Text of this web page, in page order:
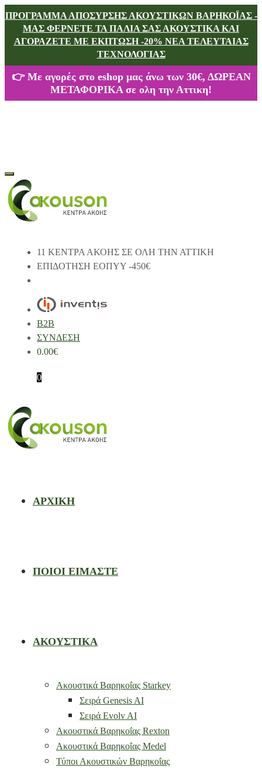
ΠΡΟΓΡΑΜΜΑ ΑΠΟΣΥΡΣΗΣ ΑΚΟΥΣΤΙΚΩΝ ΒΑΡΗΚΟΪΑΣ -
ΜΑΣ ΦΕΡΝΕΤΕ ΤΑ ΠΑΛΙΑ ΣΑΣ ΑΚΟΥΣΤΙΚΑ ΚΑΙ
ΑΓΟΡΑΖΕΤΕ ΜΕ ΕΚΠΤΩΣΗ -20% ΝΕΑ ΤΕΛΕΥΤΑΙΑΣ
ΤΕΧΝΟΛΟΓΙΑΣ
👉 Με αγορές στο eshop μας άνω των 30€, ΔΩΡΕΑΝ
ΜΕΤΑΦΟΡΙΚΑ σε ολη την Αττικη!
11 ΚΕΝΤΡΑ ΑΚΟΗΣ ΣΕ ΟΛΗ ΤΗΝ ΑΤΤΙΚΗ
ΕΠΙΔΟΤΗΣΗ ΕΟΠΥΥ -450€
B2B
ΣΥΝΔΕΣΗ
0.00€
0
ΑΡΧΙΚΗ
ΠΟΙΟΙ ΕΙΜΑΣΤΕ
ΑΚΟΥΣΤΙΚΑ
Ακουστικά Βαρηκοΐας Starkey
Σειρά Genesis AI
Σειρά Evolv AI
Ακουστικά Βαρηκοΐας Rexton
Ακουστικά Βαρηκοΐας Medel
Τύποι Ακουστικών Βαρηκοΐας